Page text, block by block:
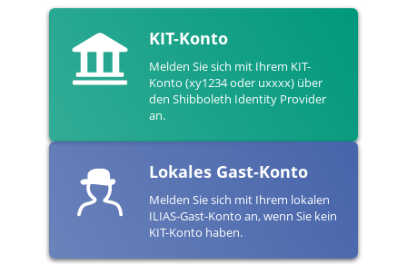
KIT-Konto
Melden Sie sich mit Ihrem KIT-
Konto (xy1234 oder uxxxx) über
den Shibboleth Identity Provider
an.
Lokales Gast-Konto
Melden Sie sich mit Ihrem lokalen
ILIAS-Gast-Konto an, wenn Sie kein
KIT-Konto haben.